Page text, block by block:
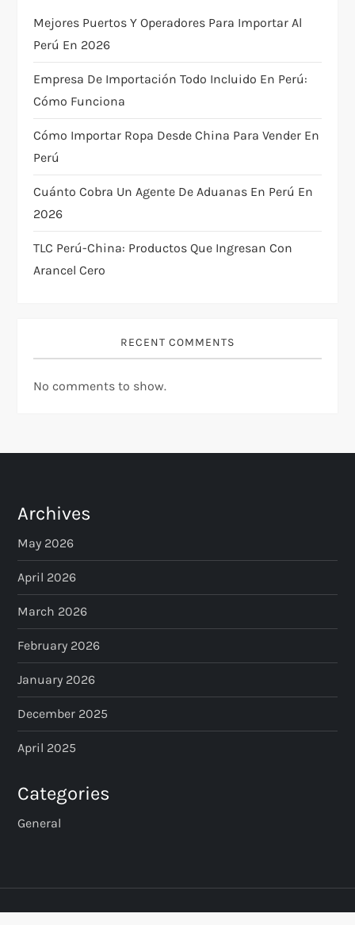
a
t
i
o
n
Mejores Puertos Y Operadores Para Importar Al
Perú En 2026
Empresa De Importación Todo Incluido En Perú:
Cómo Funciona
Cómo Importar Ropa Desde China Para Vender En
Perú
Cuánto Cobra Un Agente De Aduanas En Perú En
2026
TLC Perú-China: Productos Que Ingresan Con
Arancel Cero
RECENT COMMENTS
No comments to show.
Archives
May 2026
April 2026
March 2026
February 2026
January 2026
December 2025
April 2025
Categories
General